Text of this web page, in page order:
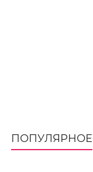
ПОПУЛЯРНОЕ